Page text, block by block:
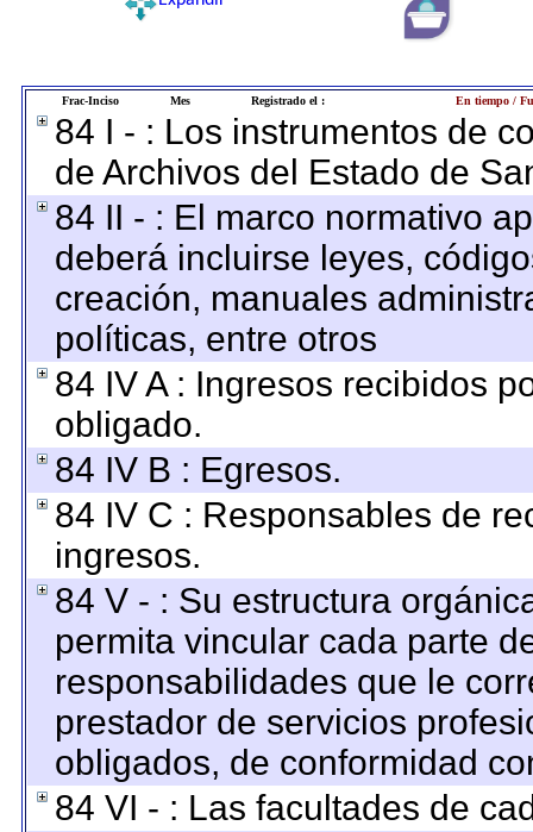
Frac-Inciso Mes Registrado el : En tiempo /
84 I - : Los instrumentos de
de Archivos del Estado de
84 II - : El marco normativo
deberá incluirse leyes,
creación, manuales
políticas, entre otros
84 IV A : Ingresos recibidos
obligado.
84 IV B : Egresos.
84 IV C : Responsables de
ingresos.
84 V - : Su estructura
permita vincular cada parte
responsabilidades que le
prestador de servicios
obligados, de conformidad
84 VI - : Las facultades de